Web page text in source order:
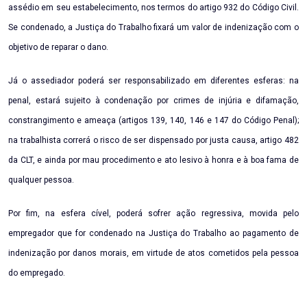
assédio em seu estabelecimento, nos termos do artigo 932 do Código Civil.
Se condenado, a Justiça do Trabalho fixará um valor de indenização com o
objetivo de reparar o dano.
Já o assediador poderá ser responsabilizado em diferentes esferas: na
penal, estará sujeito à condenação por crimes de injúria e difamação,
constrangimento e ameaça (artigos 139, 140, 146 e 147 do Código Penal);
na trabalhista correrá o risco de ser dispensado por justa causa, artigo 482
da CLT, e ainda por mau procedimento e ato lesivo à honra e à boa fama de
qualquer pessoa.
Por fim, na esfera cível, poderá sofrer ação regressiva, movida pelo
empregador que for condenado na Justiça do Trabalho ao pagamento de
indenização por danos morais, em virtude de atos cometidos pela pessoa
do empregado.